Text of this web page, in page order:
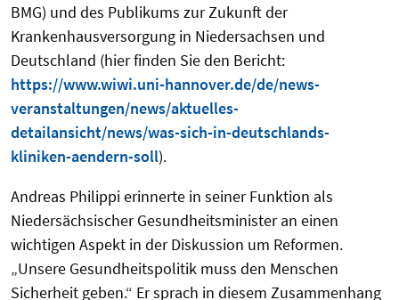
BMG) und des Publikums zur Zukunft der
Krankenhausversorgung in Niedersachsen und
Deutschland (hier finden Sie den Bericht:
https://www.wiwi.uni-hannover.de/de/news-
veranstaltungen/news/aktuelles-
detailansicht/news/was-sich-in-deutschlands-
kliniken-aendern-soll).
Andreas Philippi erinnerte in seiner Funktion als
Niedersächsischer Gesundheitsminister an einen
wichtigen Aspekt in der Diskussion um Reformen.
„Unsere Gesundheitspolitik muss den Menschen
Sicherheit geben.“ Er sprach in diesem Zusammenhang